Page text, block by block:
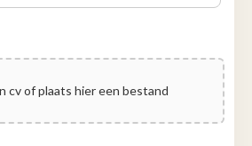
cv of plaats hier een bestand